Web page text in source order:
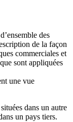
des
de la façon
commerciales et
sont appliquées
une vue
dans un autre
un pays tiers.